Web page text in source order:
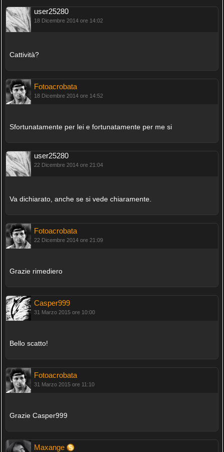
user25280
18 Dicembre 2014 ore 14:02
Cattività?
Fotoacrobata
18 Dicembre 2014 ore 14:52
Sfortunatamente per lei e fortunatamente per me si
user25280
22 Dicembre 2014 ore 21:04
Va dichiarato, anche se si vede chiaramente.
Fotoacrobata
22 Dicembre 2014 ore 21:09
Grazie rimediero
Casper999
31 Marzo 2015 ore 10:00
Bello scatto!
Fotoacrobata
31 Marzo 2015 ore 11:10
Grazie Casper999
Maxange